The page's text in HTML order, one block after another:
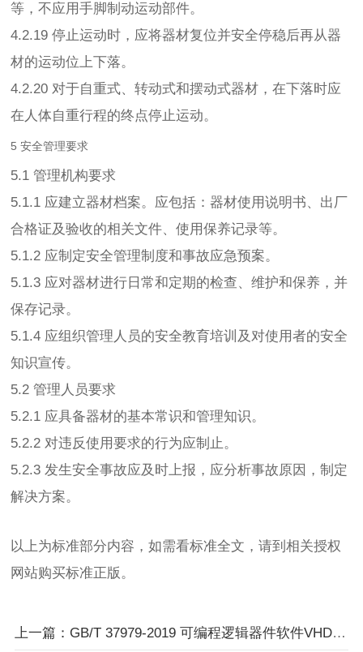
等，不应用手脚制动运动部件。
4.2.19 停止运动时，应将器材复位并安全停稳后再从器
材的运动位上下落。
4.2.20 对于自重式、转动式和摆动式器材，在下落时应
在人体自重行程的终点停止运动。
5 安全管理要求
5.1 管理机构要求
5.1.1 应建立器材档案。应包括：器材使用说明书、出厂
合格证及验收的相关文件、使用保养记录等。
5.1.2 应制定安全管理制度和事故应急预案。
5.1.3 应对器材进行日常和定期的检查、维护和保养，并
保存记录。
5.1.4 应组织管理人员的安全教育培训及对使用者的安全
知识宣传。
5.2 管理人员要求
5.2.1 应具备器材的基本常识和管理知识。
5.2.2 对违反使用要求的行为应制止。
5.2.3 发生安全事故应及时上报，应分析事故原因，制定
解决方案。
以上为标准部分内容，如需看标准全文，请到相关授权
网站购买标准正版。
上一篇：GB/T 37979-2019 可编程逻辑器件软件VHDL编程安全要求